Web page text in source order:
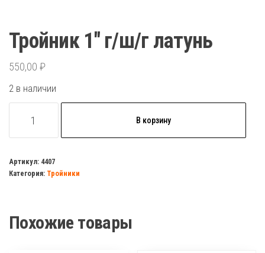
Тройник 1″ г/ш/г латунь
550,00 ₽
2 в наличии
товара
1"
г/
латунь
В корзину
Артикул: 4407
Категория: Тройники
Похожие товары